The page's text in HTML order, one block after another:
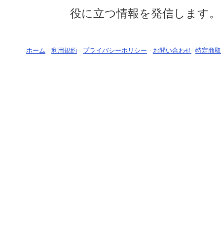
役に立つ情報を発信します。
ホーム - 利用規約 - プライバシーポリシー - お問い合わせ- 特定商